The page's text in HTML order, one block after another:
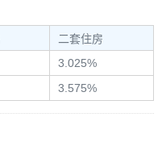
二套住房
3.025%
3.575%